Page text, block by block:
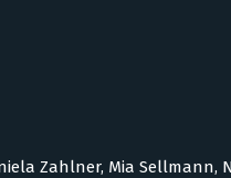
Zahlner, Mia Sellmann,